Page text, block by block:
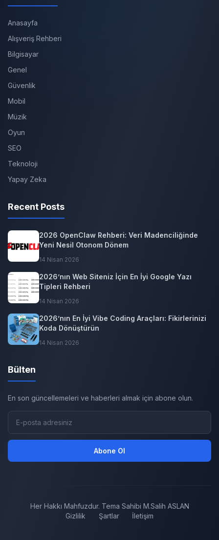
Anasayfa
Alışveriş Rehberi
Bilgisayar
Genel
Güvenlik
Mobil
Müzik
Oyun
SEO
Teknoloji
Yapay Zeka
Recent Posts
2026 OpenClaw Rehberi: Veri Madenciliğinde
Yeni Nesil Otonom Dönem
14 Nisan 2026
2026’nın Web Siteniz İçin En İyi Google Yazı
Tipleri Rehberi
14 Nisan 2026
2026’nın En İyi Vibe Coding Araçları: Fikirlerinizi
Koda Dönüştürün
14 Nisan 2026
Bülten
En son güncellemeleri ve haberleri almak için abone olun.
Abone Ol
Her Hakkı Mahfuzdur. Tema Sahibi M.Salih ASLAN
Gizlilik
Şartlar İletişim